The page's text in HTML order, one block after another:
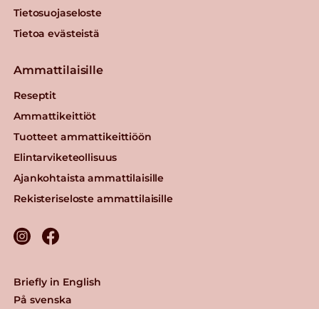
Tietosuojaseloste
Tietoa evästeistä
Ammattilaisille
Reseptit
Ammattikeittiöt
Tuotteet ammattikeittiöön
Elintarviketeollisuus
Ajankohtaista ammattilaisille
Rekisteriseloste ammattilaisille
Briefly in English
På svenska